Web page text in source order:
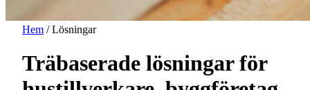
Hem /Lösningar
Träbaserade lösningar för